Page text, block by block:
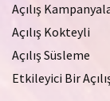
Açılış
Açılış Kokteyli
Açılış Süsleme
Etkileyici Bir